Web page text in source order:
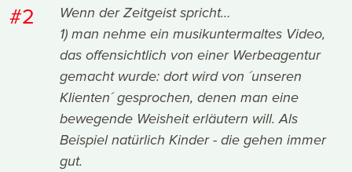
#2
Wenn der Zeitgeist spricht…
1) man nehme ein musikuntermaltes Video,
das offensichtlich von einer Werbeagentur
gemacht wurde: dort wird von ´unseren
Klienten´ gesprochen, denen man eine
bewegende Weisheit erläutern will. Als
Beispiel natürlich Kinder - die gehen immer
gut.